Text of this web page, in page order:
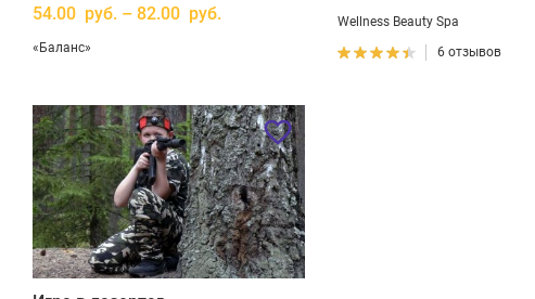
54.00 руб. – 82.00 руб.
«Баланс»
Wellness Beauty Spa
6 отзывов